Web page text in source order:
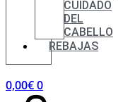
CUIDADO
DEL
CABELLO
REBAJAS
0,00€0